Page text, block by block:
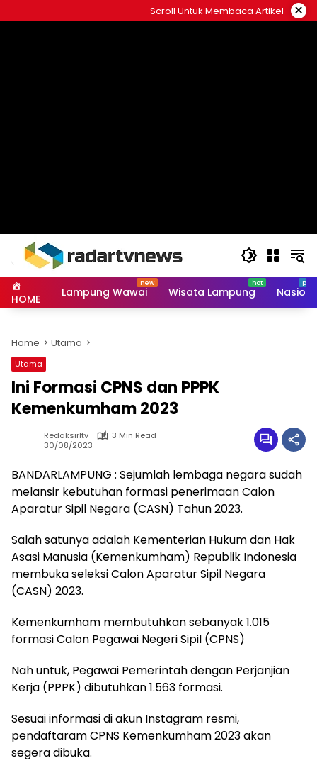
to
Scroll Untuk Membaca Artikel ×
HOME Lampung Wawai Wisata Lampung
Home Utama
Utama
Ini Formasi CPNS dan PPPK
Kemenkumham 2023
Redaksirltv
3 Min Read
30/08/2023
BANDARLAMPUNG : Sejumlah lembaga negara sudah
melansir kebutuhan formasi penerimaan Calon
Aparatur Sipil Negara (CASN) Tahun 2023.
Salah satunya adalah Kementerian Hukum dan Hak
Asasi Manusia (Kemenkumham) Republik Indonesia
membuka seleksi Calon Aparatur Sipil Negara
(CASN) 2023.
Kemenkumham membutuhkan sebanyak 1.015
formasi Calon Pegawai Negeri Sipil (CPNS)
Nah untuk, Pegawai Pemerintah dengan Perjanjian
Kerja (PPPK) dibutuhkan 1.563 formasi.
Sesuai informasi di akun Instagram resmi,
pendaftaram CPNS Kemenkumham 2023 akan
segera dibuka.